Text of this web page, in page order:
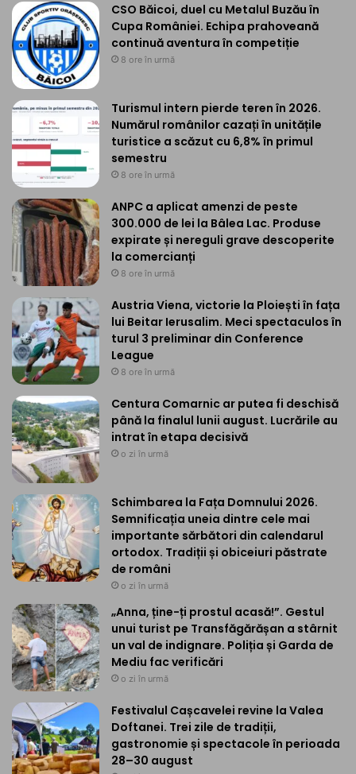
CSO Băicoi, duel cu Metalul Buzău în
Cupa României. Echipa prahoveană
continuă aventura în competiție
8 ore în urmă
Turismul intern pierde teren în 2026.
Numărul românilor cazați în unitățile
turistice a scăzut cu 6,8% în primul
semestru
8 ore în urmă
ANPC a aplicat amenzi de peste
300.000 de lei la Bâlea Lac. Produse
expirate și nereguli grave descoperite
la comercianți
8 ore în urmă
Austria Viena, victorie la Ploiești în fața
lui Beitar Ierusalim. Meci spectaculos în
turul 3 preliminar din Conference
League
8 ore în urmă
Centura Comarnic ar putea fi deschisă
până la finalul lunii august. Lucrările au
intrat în etapa decisivă
o zi în urmă
Schimbarea la Fața Domnului 2026.
Semnificația uneia dintre cele mai
importante sărbători din calendarul
ortodox. Tradiții și obiceiuri păstrate
de români
o zi în urmă
„Anna, ține-ți prostul acasă!”. Gestul
unui turist pe Transfăgărășan a stârnit
un val de indignare. Poliția și Garda de
Mediu fac verificări
o zi în urmă
Festivalul Cașcavelei revine la Valea
Doftanei. Trei zile de tradiții,
gastronomie și spectacole în perioada
28–30 august